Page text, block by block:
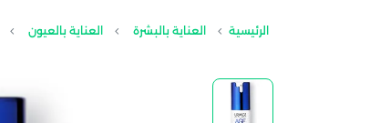
الرئيسية العناية بالبشرة العناية بالعيون